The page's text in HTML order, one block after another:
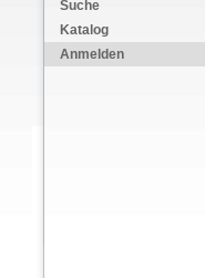
Suche
Katalog
Anmelden